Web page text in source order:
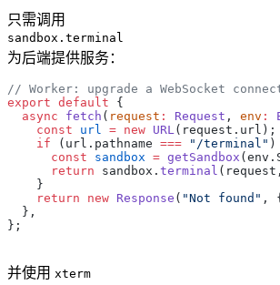
只需调用
sandbox.terminal
为后端提供服务：
// Worker: upgrade a WebSocket
export default {
  async
fetch ( request : Request , env :
    const
url = new URL(request.url);
    if
(url.pathname === "/terminal" )
      const
sandbox = getSandbox
      return
sandbox. terminal
    }
    return
new Response ( "Not found" ,
  },
};
并使用 xterm